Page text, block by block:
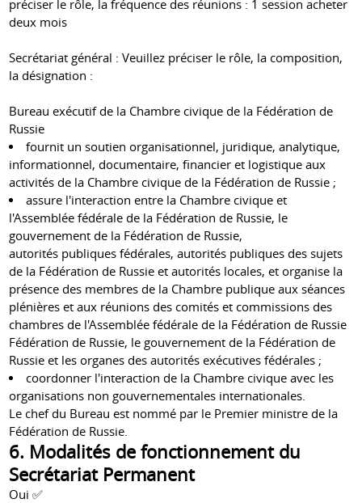
préciser le rôle, la fréquence des réunions : 1 session acheter
deux mois
Secrétariat général : Veuillez préciser le rôle, la composition,
la désignation :
Bureau exécutif de la Chambre civique de la Fédération de
Russie
fournit un soutien organisationnel, juridique, analytique,
informationnel, documentaire, financier et logistique aux
activités de la Chambre civique de la Fédération de Russie ;
assure l'interaction entre la Chambre civique et
l'Assemblée fédérale de la Fédération de Russie, le
gouvernement de la Fédération de Russie,
autorités publiques fédérales, autorités publiques des sujets
de la Fédération de Russie et autorités locales, et organise la
présence des membres de la Chambre publique aux séances
plénières et aux réunions des comités et commissions des
chambres de l'Assemblée fédérale de la Fédération de Russie
Fédération de Russie, le gouvernement de la Fédération de
Russie et les organes des autorités exécutives fédérales ;
coordonner l'interaction de la Chambre civique avec les
organisations non gouvernementales internationales.
Le chef du Bureau est nommé par le Premier ministre de la
Fédération de Russie.
6. Modalités de fonctionnement du
Secrétariat Permanent
Oui ✅